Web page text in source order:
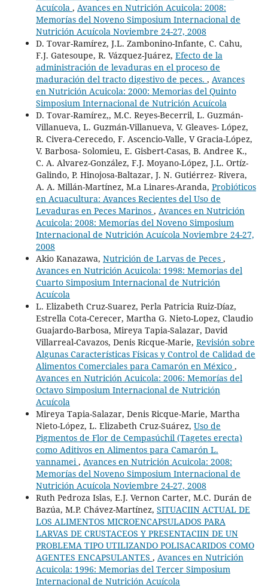
Acuícola , Avances en Nutrición Acuicola: 2008:
Memorías del Noveno Simposium Internacional de
Nutrición Acuícola Noviembre 24-27, 2008
D. Tovar-Ramírez, J.L. Zambonino-Infante, C. Cahu,
F.J. Gatesoupe, R. Vázquez-Juárez, Efecto de la
administración de levaduras en el proceso de
maduración del tracto digestivo de peces. , Avances
en Nutrición Acuicola: 2000: Memorias del Quinto
Simposium Internacional de Nutrición Acuícola
D. Tovar-Ramírez,, M.C. Reyes-Becerril, L. Guzmán-
Villanueva, L. Guzmán-Villanueva, V. Gleaves- López,
R. Civera-Cerecedo, F. Ascencio-Valle, V Gracia-López,
V. Barbosa- Solomieu, E. Gisbert-Casas, B. Andree K.,
C. A. Alvarez-González, F.J. Moyano-López, J.L. Ortíz-
Galindo, P. Hinojosa-Baltazar, J. N. Gutiérrez- Rivera,
A. A. Millán-Martínez, M.a Linares-Aranda, Probióticos
en Acuacultura: Avances Recientes del Uso de
Levaduras en Peces Marinos , Avances en Nutrición
Acuicola: 2008: Memorías del Noveno Simposium
Internacional de Nutrición Acuícola Noviembre 24-27,
2008
Akio Kanazawa, Nutrición de Larvas de Peces ,
Avances en Nutrición Acuicola: 1998: Memorias del
Cuarto Simposium Internacional de Nutrición
Acuícola
L. Elizabeth Cruz-Suarez, Perla Patricia Ruiz-Díaz,
Estrella Cota-Cerecer, Martha G. Nieto-Lopez, Claudio
Guajardo-Barbosa, Mireya Tapia-Salazar, David
Villarreal-Cavazos, Denis Ricque-Marie, Revisión sobre
Algunas Características Físicas y Control de Calidad de
Alimentos Comerciales para Camarón en México ,
Avances en Nutrición Acuicola: 2006: Memorías del
Octavo Simposium Internacional de Nutrición
Acuícola
Mireya Tapia-Salazar, Denis Ricque-Marie, Martha
Nieto-López, L. Elizabeth Cruz-Suárez, Uso de
Pigmentos de Flor de Cempasúchil (Tagetes erecta)
como Aditivos en Alimentos para Camarón L.
vannamei, Avances en Nutrición Acuicola: 2008:
Memorías del Noveno Simposium Internacional de
Nutrición Acuícola Noviembre 24-27, 2008
Ruth Pedroza Islas, E.J. Vernon Carter, M.C. Durán de
Bazúa, M.P. Chávez-Martínez, SITUACIIN ACTUAL DE
LOS ALIMENTOS MICROENCAPSULADOS PARA
LARVAS DE CRUSTACEOS Y PRESENTACIIN DE UN
PROBLEMA TIPO UTILIZANDO POLISACARIDOS COMO
AGENTES ENCAPSULANTES , Avances en Nutrición
Acuicola: 1996: Memorias del Tercer Simposium
Internacional de Nutrición Acuícola